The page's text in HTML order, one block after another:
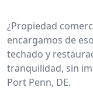
¿Propiedad
encargamos de
techado y
tranquilidad, sin
Port Penn, DE.